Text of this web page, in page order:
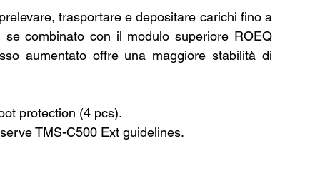
trasportare e depositare carichi fino a
combinato con il modulo superiore ROEQ
aumentato offre una maggiore stabilità di
protection (4 pcs).
TMS-C500 Ext guidelines.